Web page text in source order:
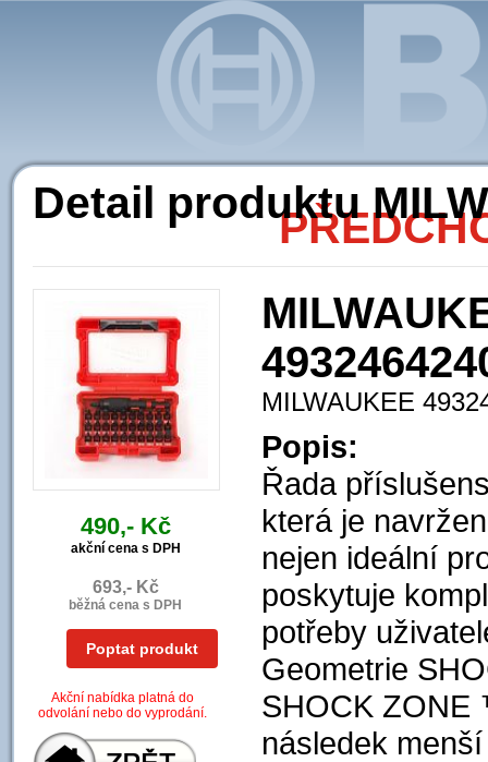
Detail produktu
490,- Kč
akční cena s DPH
693,- Kč
běžná cena s DPH
Poptat produkt
Akční nabídka platná do
odvolání nebo do vyprodání.
MILWAUKEE
Popis:
Řada
která je
nejen ideální
poskytuje
potřeby
Geometrie
SHOCK ZONE
následek